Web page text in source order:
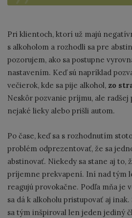
Pri klientoch, ktorí už majú
s alkoholom a rozhodli sa pre
pozorujem, ako sa postupne
nastavením. Keď sú napríklad
večierok, kde sa pije alkohol, zo
Neskôr pozvanie príjmu, ale radšej
nejaké lieky alebo prišli autom.
Po čase, keď sa s rozhodnutím
problém odprezentovať, že sa
abstinovať. Niekedy sa stane aj to,
príjemne prekvapení. Iní nad tým
reagujú provokačne. Podľa mňa je
sa dá k alkoholu pristupovať aj
sa tým inšpiroval len jeden jediný